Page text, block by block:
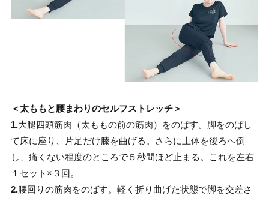
＜太ももと腰まわりのセルフストレッチ＞
1.大腿四頭筋肉（太ももの前の筋肉）をのばす。脚をのばし
て床に座り、片足だけ膝を曲げる。さらに上体を後ろへ倒
し、痛くない程度のところで５秒間ほど止まる。これを左右
１セット×３回。
2.腰回りの筋肉をのばす。軽く折り曲げた状態で脚を交差さ